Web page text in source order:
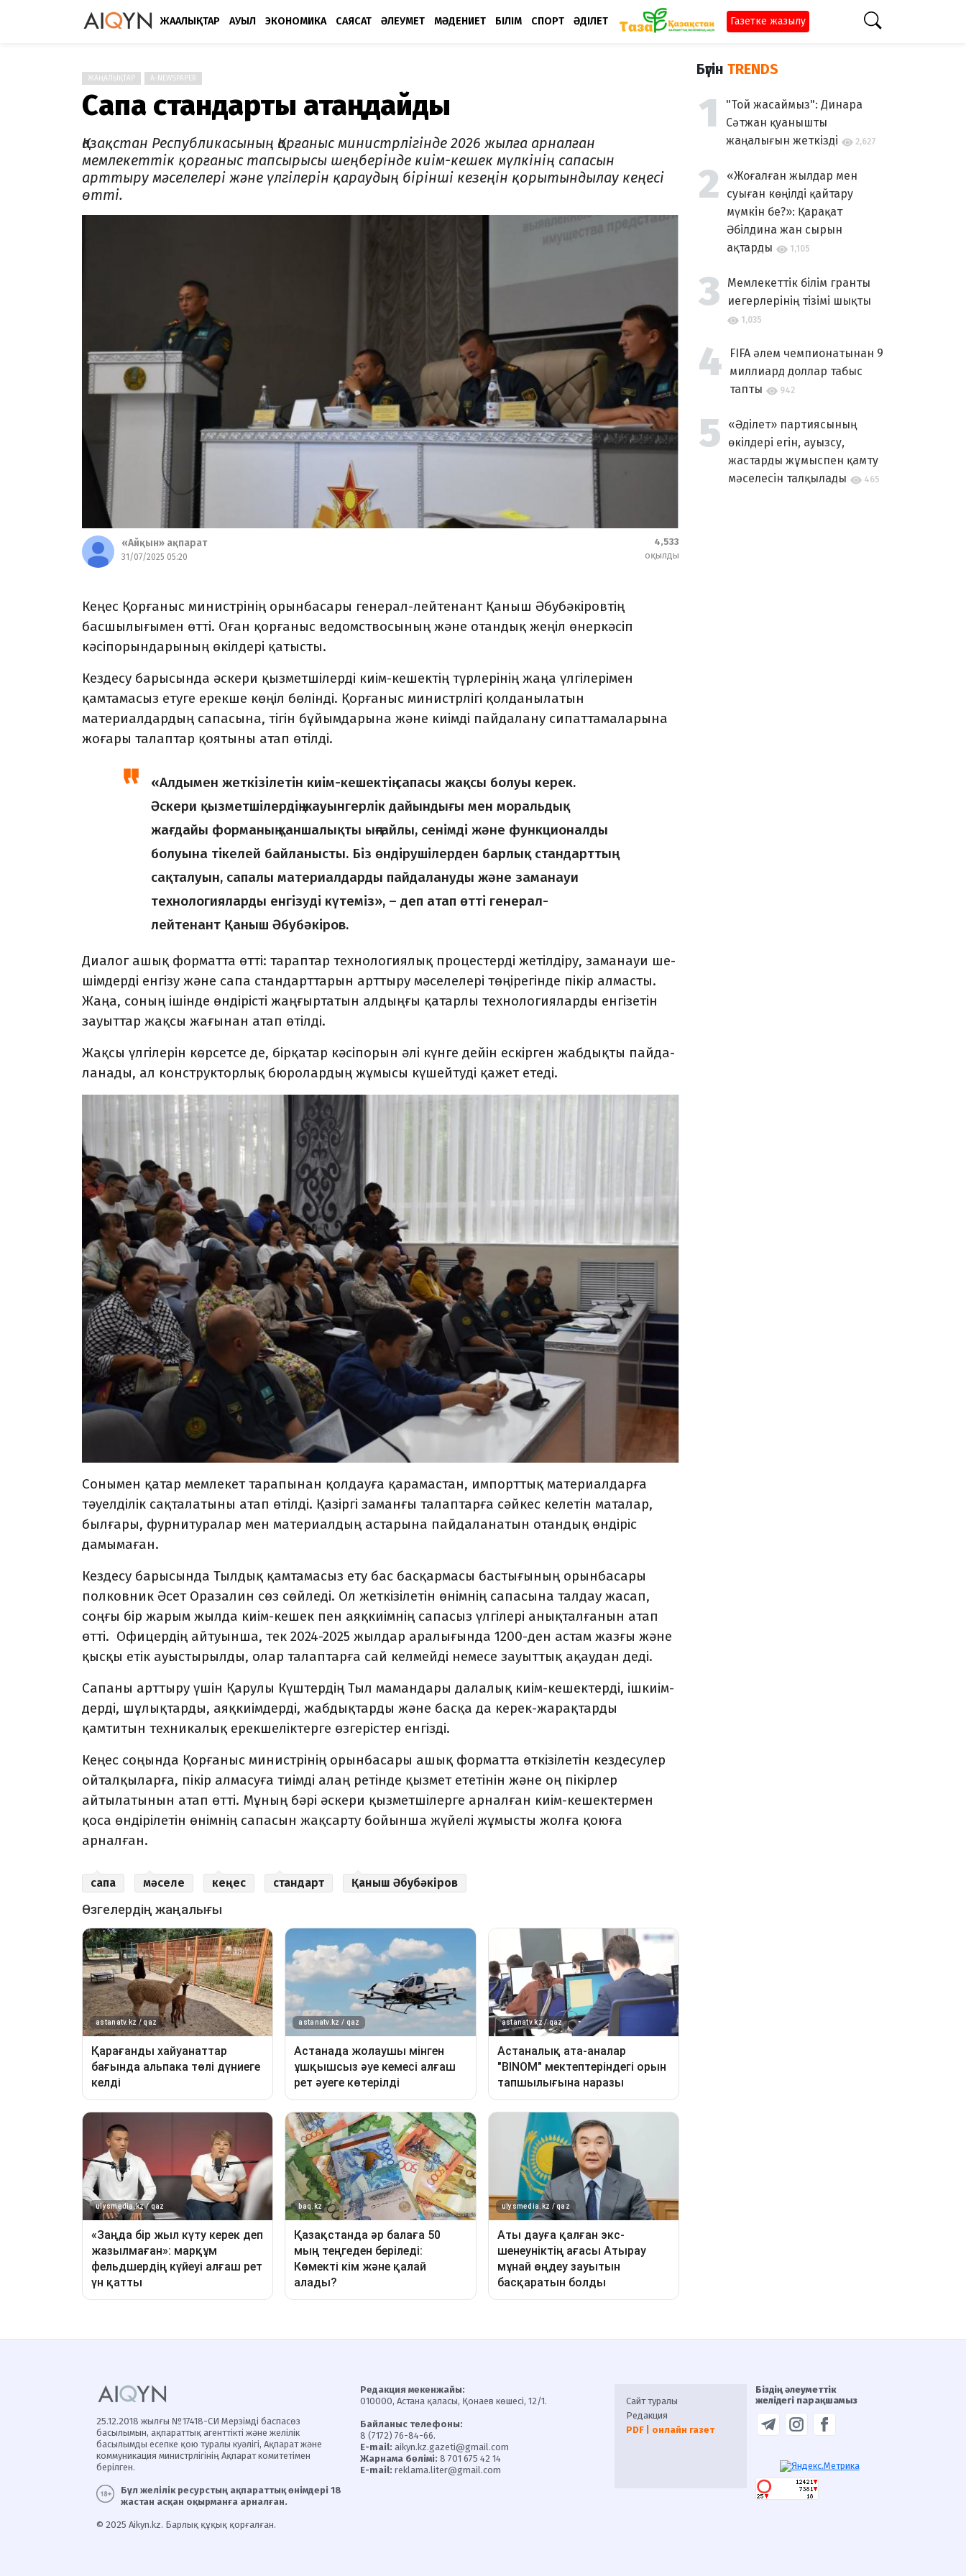
ЖАҢАЛЫҚТАР АУЫЛ ЭКОНОМИКА САЯСАТ ӘЛЕУМЕТ МӘДЕНИЕТ БІЛІМ СПОРТ ӘДІЛЕТ Газетке жазылу
ЖАҢАЛЫҚТАР A-NEWSPAPER
Сапа стандарты қатаңдайды
Қазақстан Республикасының Қорғаныс министрлігінде 2026 жылға арналған
мемлекеттік қорғаныс тапсырысы шеңберінде киім-кешек мүлкінің сапасын
арттыру мәселелері және үлгілерін қараудың бірінші кезеңін қорытындылау кеңесі
өтті.
«Айқын» ақпарат
31/07/2025 05:20
4,533
оқылды
Кеңес Қорғаныс министрінің орынбасары генерал-лейтенант Қаныш Әбубәкіровтің
басшылығымен өтті. Оған қорғаныс ведомствосы­ның және отандық жеңіл өнеркәсіп
кәсіпорын­дарының өкілдері қатысты.
Кездесу барысында әскери қызметшілерді киім-кешектің түрлерінің жаңа үлгілерімен
қамтамасыз етуге ерекше көңіл бөлінді. Қорғаныс министрлігі қолданылатын
материалдардың сапасына, тігін бұйымдарына және киімді пай­далану сипаттамаларына
жоғары талаптар қояты­ны атап өтілді.
«Алдымен жеткізілетін киім-кешектің сапасы жақсы болуы керек.
Әскери қызметшілердің жауынгерлік дайындығы мен моральдық
жағдайы форманың қаншалықты ыңғайлы, сенімді және функционалды
болуына тікелей байланысты. Біз өндірушілерден барлық стандарттың
сақталуын, сапалы материалдарды пайдалануды және зама­науи
технологияларды енгізуді күтеміз», – деп атап өтті генерал-
лейтенант Қаныш Әбубәкіров.
Диалог ашық форматта өтті: тараптар техно­логиялық процестерді жетілдіру, заманауи ше­
шім­дерді енгізу және сапа стандарттарын арттыру мәселелері төңірегінде пікір алмасты.
Жаңа, соның ішінде өндірісті жаңғыртатын алдыңғы қатарлы технологияларды енгізетін
зауыттар жақсы жағынан атап өтілді.
Жақсы үлгілерін көрсетсе де, бірқатар кәсіп­ор­ын әлі күнге дейін ескірген жабдықты пайда­
ланады, ал конструкторлық бюролардың жұмысы күшейтуді қажет етеді.
Сонымен қатар мемлекет тарапынан қолдауға қарамастан, импорттық материалдарға
тәуелділік сақталатыны атап өтілді. Қазіргі заманғы талап­тарға сәйкес келетін маталар,
былғары, фур­ни­тура­лар мен материалдың астарына пайда­лана­тын отандық өндіріс
дамымаған.
Кездесу барысында Тылдық қамтамасыз ету бас басқармасы бастығының орынбасары
полков­ник Әсет Оразалин сөз сөйледі. Ол жет­кізілетін өнімнің сапасына талдау жасап,
соңғы бір жарым жылда киім-кешек пен аяқкиімнің сапасыз үлгілері анықталғанын атап
өтті. Офицердің айтуынша, тек 2024-2025 жылдар аралығында 1200-ден астам жазғы және
қысқы етік ауыстырыл­ды, олар талап­тарға сай келмейді немесе зауыттық ақаудан деді.
Сапаны арттыру үшін Қарулы Күштердің Тыл мамандары далалық киім-кешектерді, ішкиім­
дерді, шұлықтарды, аяқкиімдерді, жабдық­тарды және басқа да керек-жарақтарды
қамтитын техникалық ерекшеліктерге өзгерістер енгізді.
Кеңес соңында Қорғаныс министрінің орынбасары ашық форматта өткізілетін кездесулер
ойталқыларға, пікір алмасуға тиімді алаң ретінде қызмет ететінін және оң пікірлер
айтылатынын атап өтті. Мұның бәрі әскери қызметшілерге ар­нал­ған киім-кешектермен
қоса өндірілетін өнім­нің сапасын жақсарту бойынша жүйелі жұмысты жолға қоюға
арналған.
сапа мәселе кеңес стандарт Қаныш Әбубәкіров
Бүгін TRENDS
"Той жасаймыз": Динара
Сәтжан қуанышты
жаңалығын жеткізді
2,627
«Жоғалған жылдар мен
суыған көңілді қайтару
мүмкін бе?»: Қарақат
Әбілдина жан сырын
ақтарды
1,105
Мемлекеттік білім гранты
иегерлерінің тізімі шықты
1,035
FIFA әлем чемпионатынан 9
миллиард доллар табыс
тапты
942
«Әділет» партиясының
өкілдері егін, ауызсу,
жастарды жұмыспен қамту
мәселесін талқылады
465
25.12.2018 жылғы №17418-СИ Мерзімді баспасөз
басылымын, ақпараттық агенттікті және желілік
басылымды есепке қою туралы куәлігі, Ақпарат және
коммуникация министрлігінің Ақпарат комитетімен
берілген.
Бұл желілік ресурстың ақпараттық өнімдері 18
жастан асқан оқырманға арналған.
© 2025 Aikyn.kz. Барлық құқық қорғалған.
Редакция мекенжайы:
010000, Астана қаласы, Қонаев көшесі, 12/1.
Байланыс телефоны:
8 (7172) 76-84-66.
E-mail: aikyn.kz.gazeti@gmail.com
Жарнама бөлімі: 8 701 675 42 14
E-mail: reklama.liter@gmail.com
Сайт туралы
Редакция
PDF | онлайн газет
Біздің әлеуметтік
желідегі парақшамыз